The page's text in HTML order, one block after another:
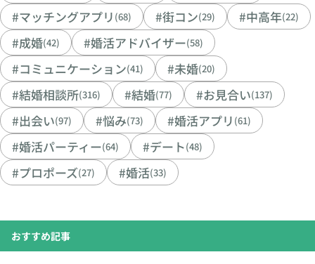
#マッチングアプリ (68) #街コン(29) #中高年(22)
#成婚(42) #婚活アドバイザー(58)
#コミュニケーション(41) #未婚(20)
#結婚相談所(316) #結婚(77) #お見合い(137)
#出会い(97) #悩み(73) #婚活アプリ (61)
#婚活パーティー(64) #デート(48)
#プロポーズ(27) #婚活(33)
おすすめ記事